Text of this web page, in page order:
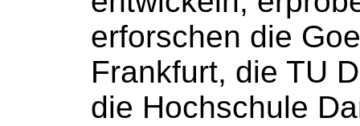
erforschen die
Frankfurt, die TU
die Hochschule